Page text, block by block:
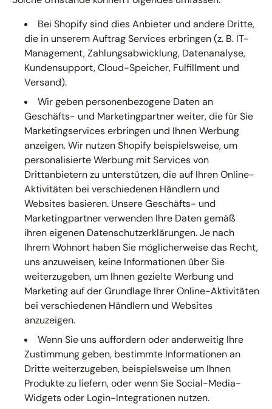
Bei Shopify sind dies Anbieter und andere Dritte,
die in unserem Auftrag Services erbringen (z. B. IT-
Management, Zahlungsabwicklung, Datenanalyse,
Kundensupport, Cloud-Speicher, Fulfillment und
Versand).
Wir geben personenbezogene Daten an
Geschäfts- und Marketingpartner weiter, die für Sie
Marketingservices erbringen und Ihnen Werbung
anzeigen. Wir nutzen Shopify beispielsweise, um
personalisierte Werbung mit Services von
Drittanbietern zu unterstützen, die auf Ihren Online-
Aktivitäten bei verschiedenen Händlern und
Websites basieren. Unsere Geschäfts- und
Marketingpartner verwenden Ihre Daten gemäß
ihren eigenen Datenschutzerklärungen. Je nach
Ihrem Wohnort haben Sie möglicherweise das Recht,
uns anzuweisen, keine Informationen über Sie
weiterzugeben, um Ihnen gezielte Werbung und
Marketing auf der Grundlage Ihrer Online-Aktivitäten
bei verschiedenen Händlern und Websites
anzuzeigen.
Wenn Sie uns auffordern oder anderweitig Ihre
Zustimmung geben, bestimmte Informationen an
Dritte weiterzugeben, beispielsweise um Ihnen
Produkte zu liefern, oder wenn Sie Social-Media-
Widgets oder Login-Integrationen nutzen.